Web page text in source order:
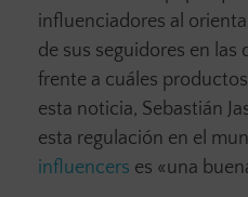
influenciadores al
de sus seguidores en las
frente a cuáles
esta noticia, Sebastián
esta regulación en el
influencers es «una